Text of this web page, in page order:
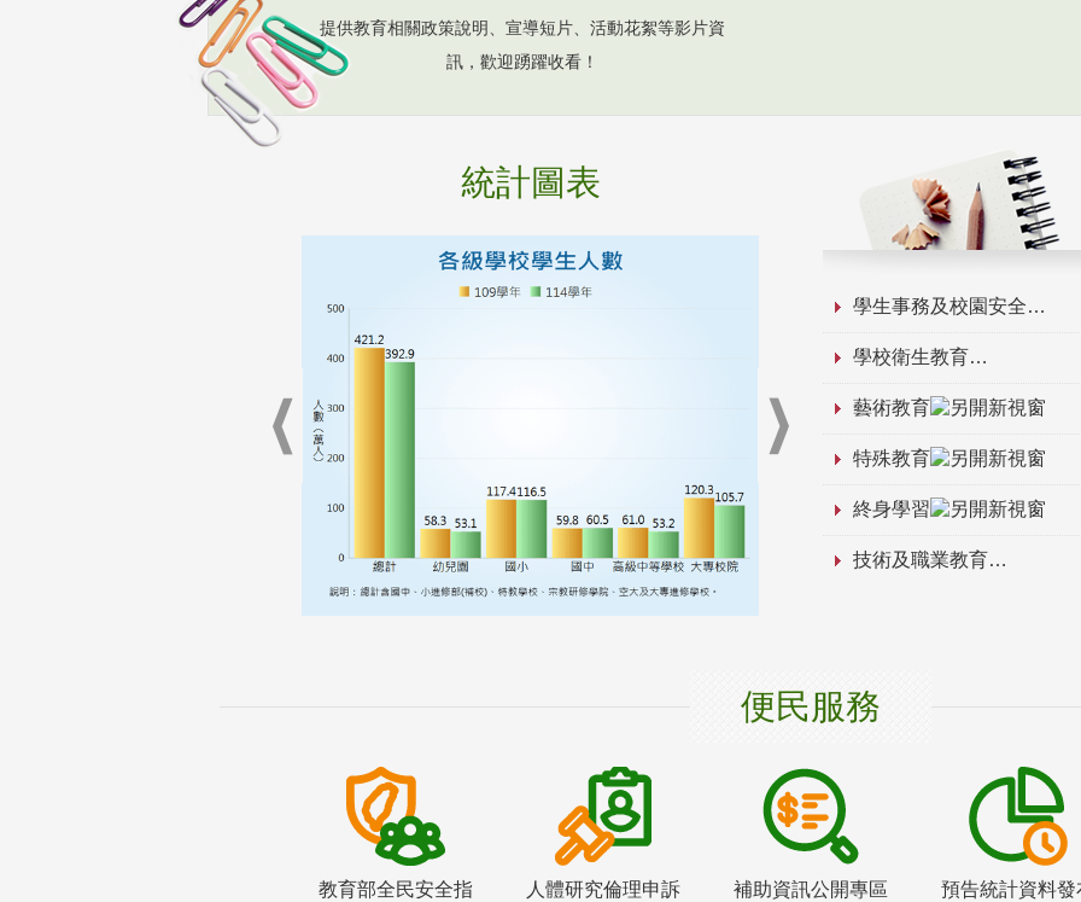
提供教育相關政策說明、宣導短片、活動花絮等影片資
訊，歡迎踴躍收看！
統計圖表
學生事務及校園安全
學校衛生教育
藝術教育
特殊教育
終身學習
技術及職業教育
便民服務
教育部全民安全指
人體研究倫理申訴 補助資訊公開專區
預告統計資料發